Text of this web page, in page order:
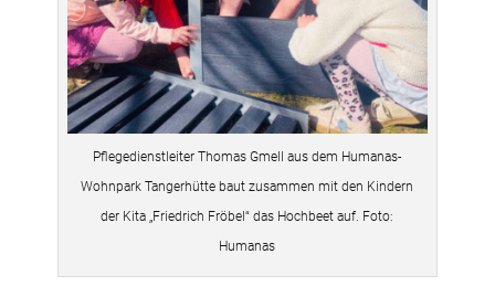
Pflegedienstleiter Thomas Gmell aus dem Humanas-
Wohnpark Tangerhütte baut zusammen mit den Kindern
der Kita „Friedrich Fröbel“ das Hochbeet auf. Foto:
Humanas